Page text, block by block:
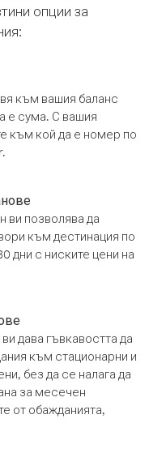
опции за
към вашия баланс
е сума. С вашия
към кой да е номер по
ви позволява да
към дестинация по
дни с ниските цени на
дава гъвкавостта да
към стационарни и
без да се налага да
за месечен
от обажданията,